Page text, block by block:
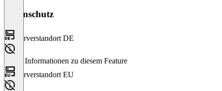
Datenschutz
Serverstandort DE
Keine Informationen zu diesem Feature
Serverstandort EU